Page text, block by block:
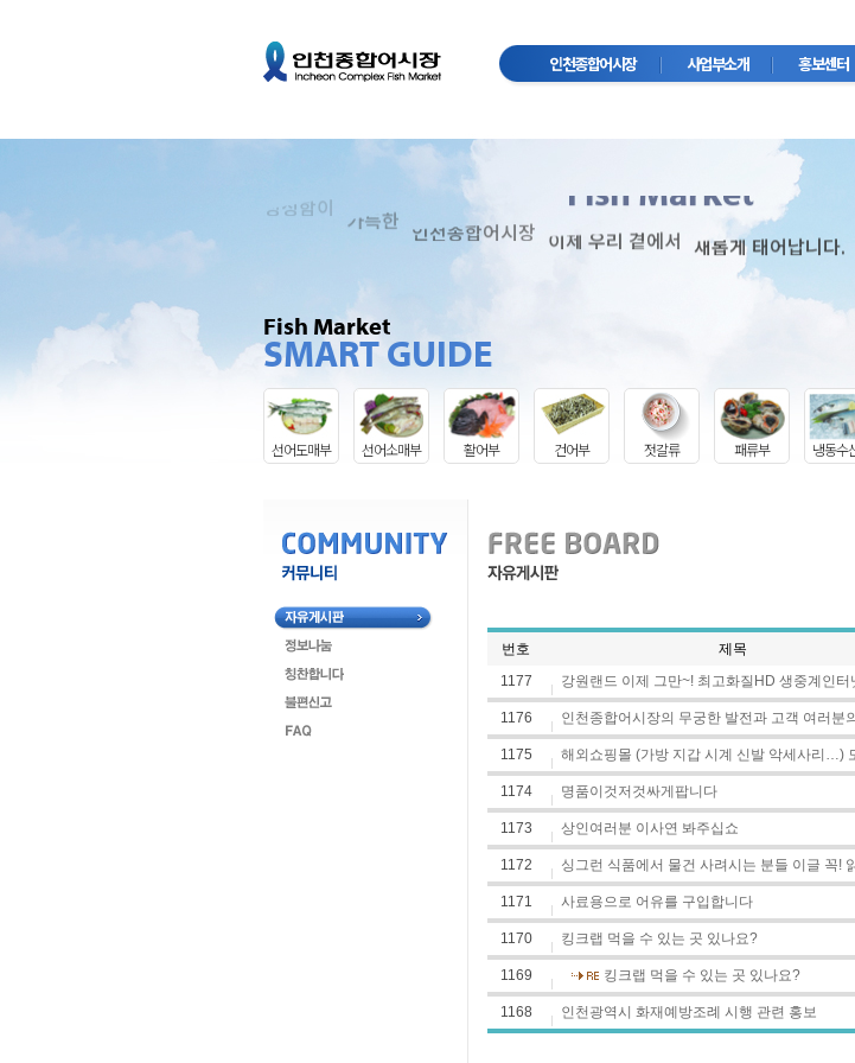
인천종합어시장 사업부소개 홍보센터
InCheon Complex Fish Market
인천종합어시장 이제 우리 곁에서 새롭게 태어납니다.
Fish Market
SMART GUIDE
선어도매부 선어소매부 활어부 건어부 젓갈류 패류부 냉동수
번호 제목
1177
강원랜드 이제 그만~! 최고화질HD 생중계인터
1176 인천종합어시장의 무궁한 발전과 고객 여러분
1175 해외쇼핑몰 (가방 지갑 시계 신발 악세사리…)
1174 명품이것저것싸게팝니다
1173 상인여러분 이사연 봐주십쇼
1172 싱그런 식품에서 물건 사려시는 분들 이글 꼭!
1171 사료용으로 어유를 구입합니다
1170 킹크랩 먹을 수 있는 곳 있나요?
1169 킹크랩 먹을 수 있는 곳 있나요?
1168 인천광역시 화재예방조례 시행 관련 홍보